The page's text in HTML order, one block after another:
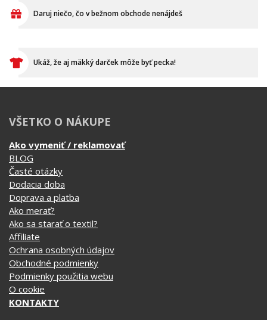
Daruj niečo, čo v bežnom obchode nenájdeš
Ukáž, že aj mäkký darček môže byť pecka!
VŠETKO O NÁKUPE
Ako vymeniť / reklamovať
BLOG
Časté otázky
Dodacia doba
Doprava a platba
Ako merať?
Ako sa starať o textil?
Affiliate
Ochrana osobných údajov
Obchodné podmienky
Podmienky použitia webu
O cookie
KONTAKTY